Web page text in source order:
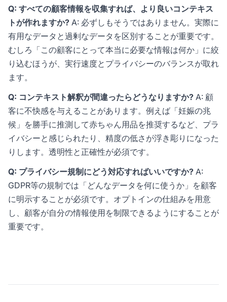
Q: すべての顧客情報を収集すれば、より良いコンテキス
トが作れますか? A: 必ずしもそうではありません。実際に
有用なデータと過剰なデータを区別することが重要です。
むしろ「この顧客にとって本当に必要な情報は何か」に絞
り込むほうが、実行速度とプライバシーのバランスが取れ
ます。
Q: コンテキスト解釈が間違ったらどうなりますか? A: 顧
客に不快感を与えることがあります。例えば「妊娠の兆
候」を勝手に推測して赤ちゃん用品を推奨するなど、プラ
イバシーと感じられたり、精度の低さが浮き彫りになった
りします。透明性と正確性が必須です。
Q: プライバシー規制にどう対応すればいいですか? A:
GDPR等の規制では「どんなデータを何に使うか」を顧客
に明示することが必須です。オプトインの仕組みを用意
し、顧客が自分の情報使用を制限できるようにすることが
重要です。